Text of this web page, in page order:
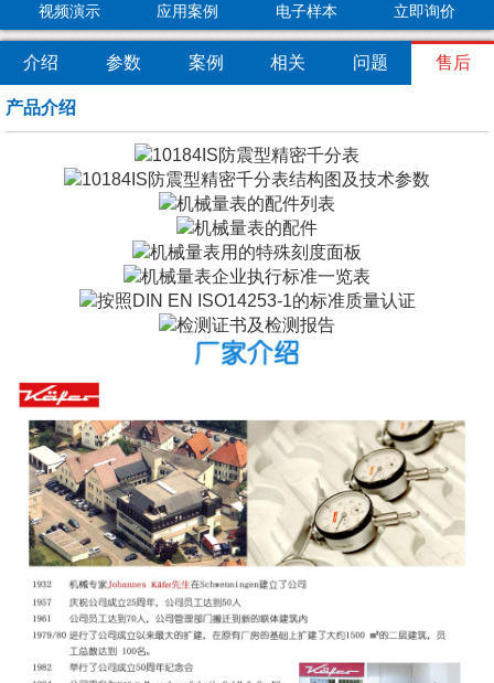
视频演示 应用案例 电子样本 立即询价
介绍 参数 案例 相关 问题 售后
产品介绍